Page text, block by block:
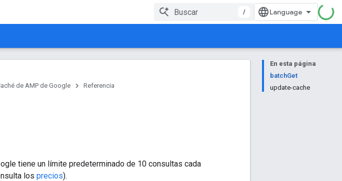
/
En esta página
batchGet
update-cache
de AMP de Google Referencia
tiene un límite predeterminado de 10 consultas cada
los precios).